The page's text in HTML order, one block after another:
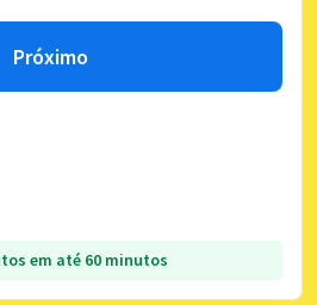
Próximo
em até 60 minutos